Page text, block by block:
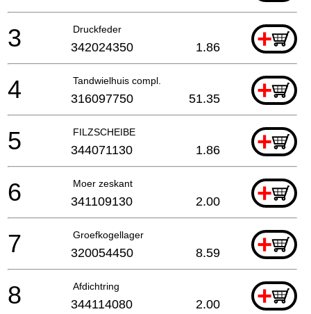
Druckfeder +
3 342024350 1.86
Tandwielhuis compl. +
4 316097750 51.35
FILZSCHEIBE +
5 344071130 1.86
Moer zeskant +
6 341109130 2.00
Groefkogellager +
7 320054450 8.59
Afdichtring +
8 344114080 2.00